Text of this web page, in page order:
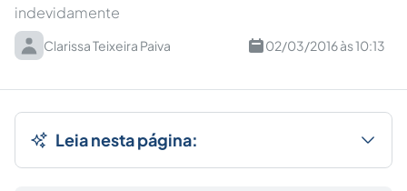
indevidamente
Clarissa Teixeira Paiva 02/03/2016 às 10:13
Leia nesta página: